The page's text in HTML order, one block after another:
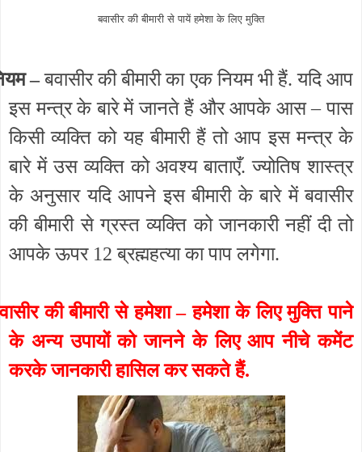
बवासीर की बीमारी से पायें हमेशा के लिए मुक्ति
–बवासीर की बीमारी का एक नियम भी हैं. यदि आप
इस मन्त्र के बारे में जानते हैं और आपके आस – पास
किसी व्यक्ति को यह बीमारी हैं तो आप इस मन्त्र के
बारे में उस व्यक्ति को अवश्य बाताएँ. ज्योतिष शास्त्र
के अनुसार यदि आपने इस बीमारी के बारे में बवासीर
की बीमारी से ग्रस्त व्यक्ति को जानकारी नहीं दी तो
आपके ऊपर 12 ब्रह्महत्या का पाप लगेगा.
की बीमारी से हमेशा – हमेशा के लिए मुक्ति पाने
के अन्य उपायों को जानने के लिए आप नीचे कमेंट
करके जानकारी हासिल कर सकते हैं.